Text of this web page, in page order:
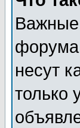
Важные
несут
только